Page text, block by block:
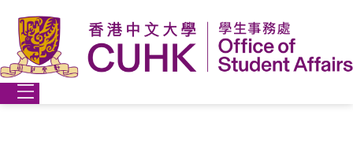
容